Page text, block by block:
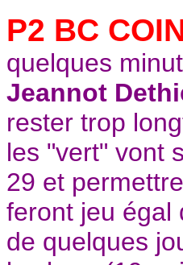
P2 BC
quelques
Jeannot
rester trop
les "vert" vont
29 et
feront jeu égal
de quelques